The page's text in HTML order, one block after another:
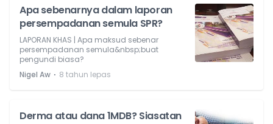
Apa sebenarnya dalam laporan
persempadanan semula SPR?
LAPORAN KHAS | Apa maksud sebenar
persempadanan semula&nbsp;buat
pengundi biasa?
Nigel Aw ⋅ 8 tahun lepas
Derma atau dana 1MDB? Siasatan